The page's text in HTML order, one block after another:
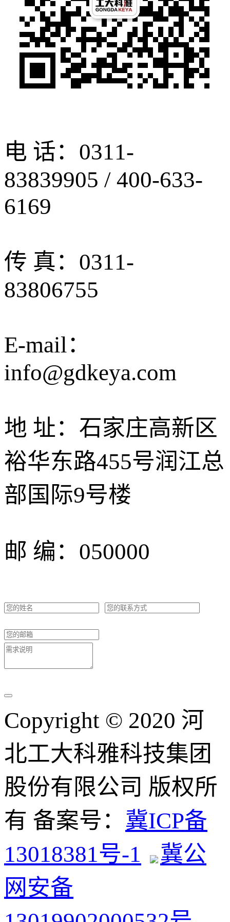
电 话：0311-
83839905 / 400-633-
6169
传 真：0311-
83806755
E-mail：
info@gdkeya.com
地 址：石家庄高新区
裕华东路455号润江总
部国际9号楼
邮 编：050000
Copyright © 2020 河
北工大科雅科技集团
股份有限公司 版权所
有 备案号： 冀ICP备
13018381号-1
冀公
网安备